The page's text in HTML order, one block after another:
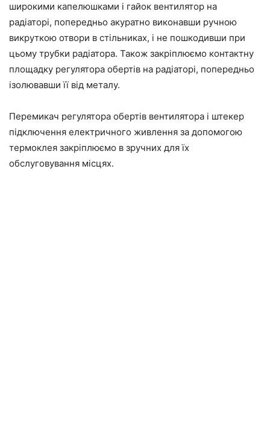
широкими капелюшками і гайок вентилятор на
радіаторі, попередньо акуратно виконавши ручною
викруткою отвори в стільниках, і не пошкодивши при
цьому трубки радіатора. Також закріплюємо контактну
площадку регулятора обертів на радіаторі, попередньо
ізолювавши її від металу.
Перемикач регулятора обертів вентилятора і штекер
підключення електричного живлення за допомогою
термоклея закріплюємо в зручних для їх
обслуговування місцях.